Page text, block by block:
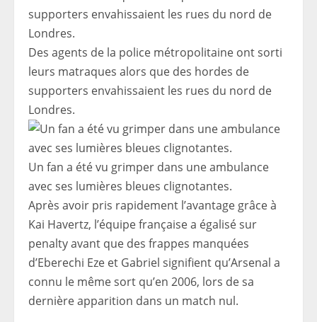
Des agents de la police métropolitaine ont sorti
leurs matraques alors que des hordes de
supporters envahissaient les rues du nord de
Londres.
Un fan a été vu grimper dans une ambulance
avec ses lumières bleues clignotantes.
Après avoir pris rapidement l’avantage grâce à
Kai Havertz, l’équipe française a égalisé sur
penalty avant que des frappes manquées
d’Eberechi Eze et Gabriel signifient qu’Arsenal a
connu le même sort qu’en 2006, lors de sa
dernière apparition dans un match nul.